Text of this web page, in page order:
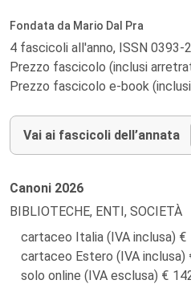
Fondata da Mario Dal Pra
4 fascicoli all'anno, ISSN 0393-
Prezzo fascicolo (inclusi
Prezzo fascicolo e-book
Vai ai fascicoli dell’annata
Canoni 2026
BIBLIOTECHE, ENTI, SOCIETÀ
cartaceo Italia (IVA inclusa)
cartaceo Estero (IVA inclusa)
solo online (IVA esclusa)